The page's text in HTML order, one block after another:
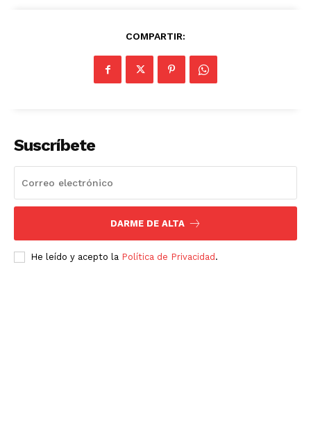
COMPARTIR:
Suscríbete
DARME DE ALTA
He leído y acepto la Política de Privacidad .